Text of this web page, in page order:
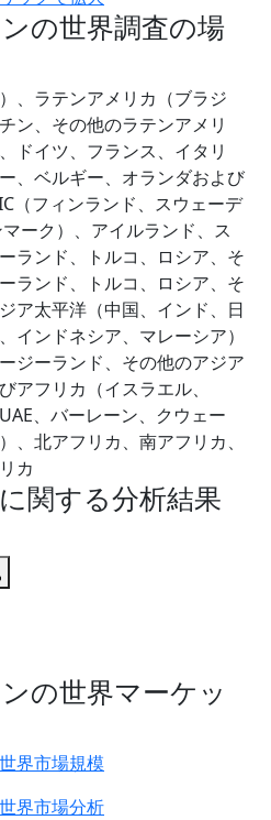
の世界調査の場
、ラテンアメリカ（ブラジ
ン、その他のラテンアメリ
ドイツ、フランス、イタリ
、ベルギー、オランダおよび
（フィンランド、スウェーデ
ーク）、アイルランド、ス
ランド、トルコ、ロシア、そ
ランド、トルコ、ロシア、そ
ア太平洋（中国、インド、日
インドネシア、マレーシア）
ジーランド、その他のアジア
アフリカ（イスラエル、
、バーレーン、クウェー
、北アフリカ、南アフリカ、
カ
関する分析結果
の世界マーケッ
界市場規模
界市場分析